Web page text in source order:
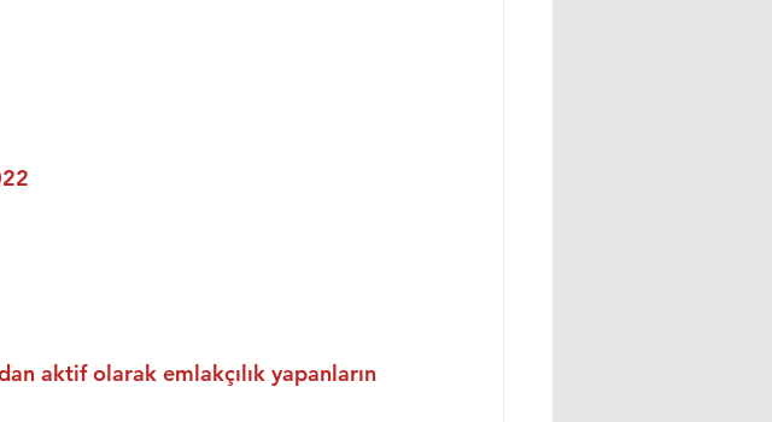
aktif olarak emlakçılık yapanların